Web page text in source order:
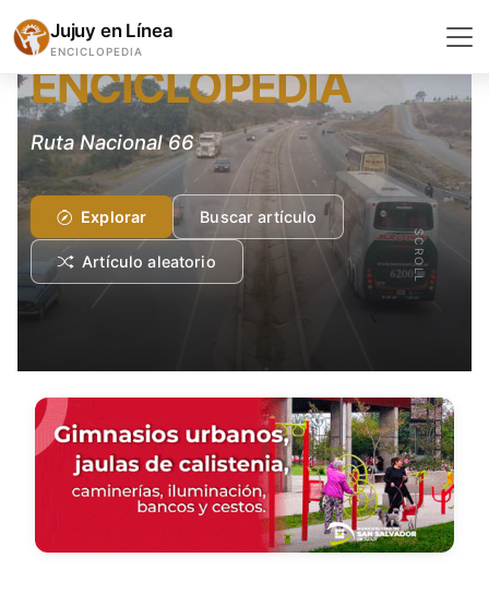
Jujuy en Línea
ENCICLOPEDIA
ENCICLOPEDIA
Ruta Nacional 66
Explorar Buscar artículo
Artículo aleatorio SCROLL